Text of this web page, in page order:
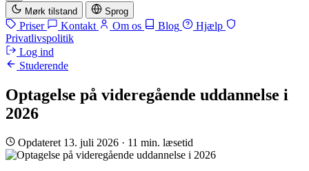
Mørk tilstand
Sprog
Priser Kontakt Om os Blog
Hjælp
Privatlivspolitik
Log ind
Studerende
Optagelse på videregående uddannelse i
2026
Opdateret 13. juli 2026 · 11 min. læsetid